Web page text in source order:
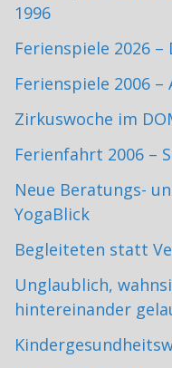
1996
Ferienspiele 2026
Ferienspiele 2006
Zirkuswoche im
Ferienfahrt 2006 –
Neue Beratungs-
YogaBlick
Begleiteten statt
Unglaublich,
hintereinander